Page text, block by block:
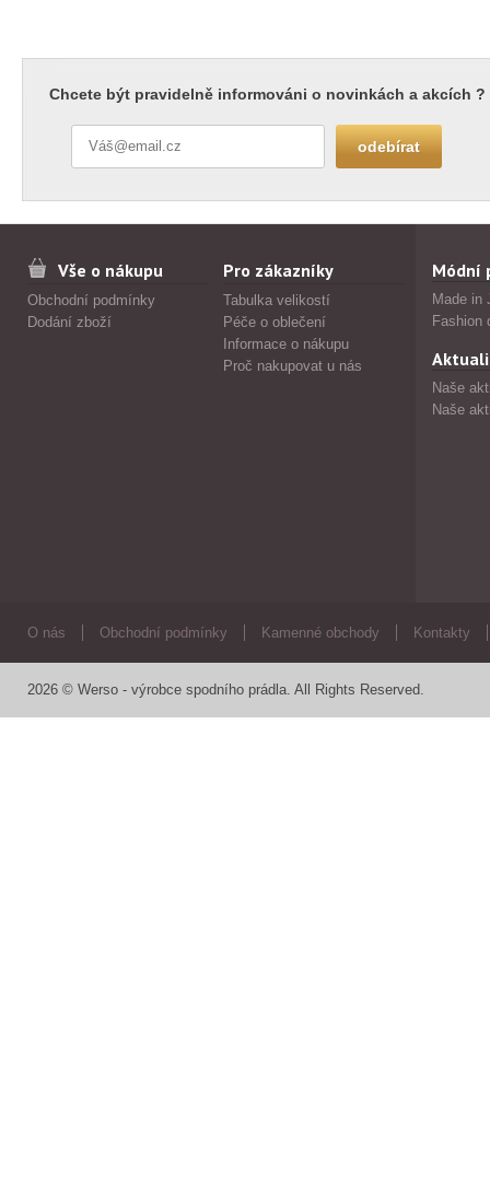
Chcete být pravidelně informováni o novinkách a akcích ?
Vše o nákupu
Obchodní podmínky
Dodání zboží
Pro zákazníky
Tabulka velikostí
Péče o oblečení
Informace o nákupu
Proč nakupovat u nás
Módní
Made in
Fashion
Naše
Naše
O nás Obchodní podmínky Kamenné obchody Kontakty
2026 © Werso - výrobce spodního prádla. All Rights Reserved.